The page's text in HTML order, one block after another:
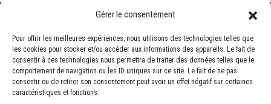
Gérer le consentement
Pour offrir les meilleures expériences, nous utilisons des technologies telles que
les cookies pour stocker et/ou accéder aux informations des appareils. Le fait de
consentir à ces technologies nous permettra de traiter des données telles que le
comportement de navigation ou les ID uniques sur ce site. Le fait de ne pas
consentir ou de retirer son consentement peut avoir un effet négatif sur certaines
caractéristiques et fonctions.
Association Sportive Montferrandaise
84, boulevard Léon Jouhaux
CS 80221 - 63021 Clermont-Ferrand Cedex 2